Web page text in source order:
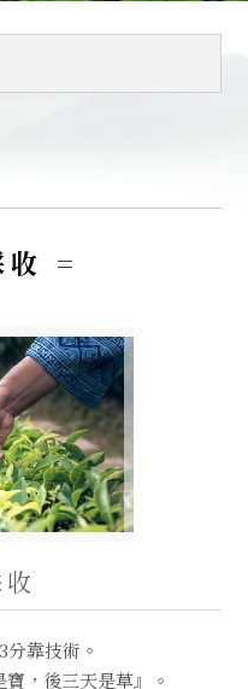
如何挑選？
收 =
分靠技術。
，後三天是草』。